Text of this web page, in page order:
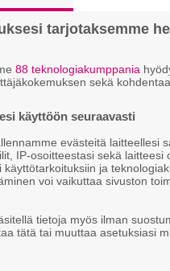
tarjotaksemme
88 teknologiakumppania
sekä
käyttöön seuraavasti
evästeitä laitteellesi
IP-osoitteestasi sekä laitteesi
ja
voi vaikuttaa sivuston
tietoja myös ilman
tätä tai muuttaa asetuksiasi